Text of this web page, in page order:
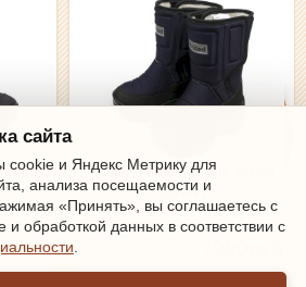
Junited, Зимние сапоги 201jun
(синиe)
сайта
и Яндекс Метрику для
анализа посещаемости и
«Принять», вы соглашаетесь с
и обработкой данных в соответствии с